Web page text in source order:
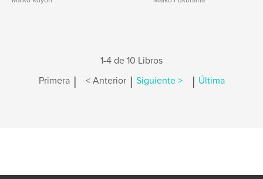
1-4 de 10 Libros
Primera | < Anterior | Siguiente > | Última